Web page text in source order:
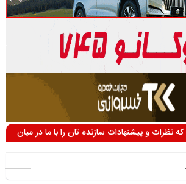
نظرات و پیشنهادات سازنده تان را با ما در میان